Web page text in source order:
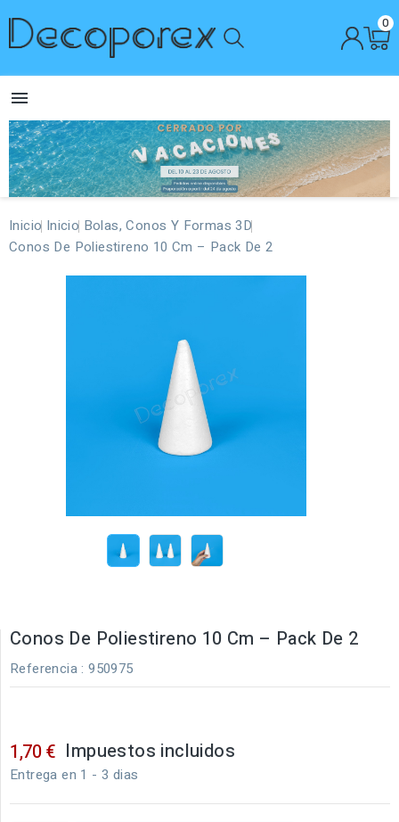
0

Inicio Inicio Bolas, Conos Y Formas 3D
Conos De Poliestireno 10 Cm – Pack De 2
Conos De Poliestireno 10 Cm – Pack De 2
Referencia : 950975
1,70 € Impuestos incluidos
Entrega en 1 - 3 dias